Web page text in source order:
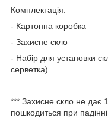
Комплектація:
- Картонна коробка
- Захисне скло
- Набір для установки
серветка)
*** Захисне скло не дає
пошкодиться при